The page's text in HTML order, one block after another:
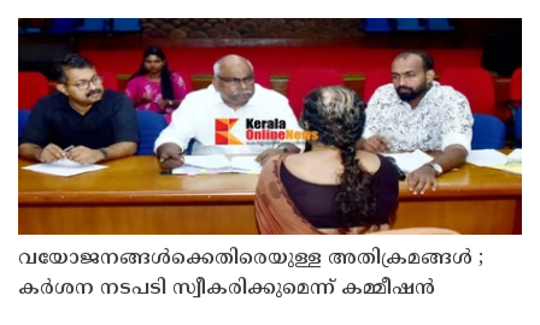
സമർപ്പിക്കും : ടി ഒ മോഹനൻ എം എൽ എ
വയോജനങ്ങൾക്കെതിരെയുള്ള അതിക്രമങ്ങൾ ;
കർശന നടപടി സ്വീകരിക്കുമെന്ന് കമ്മീഷൻ